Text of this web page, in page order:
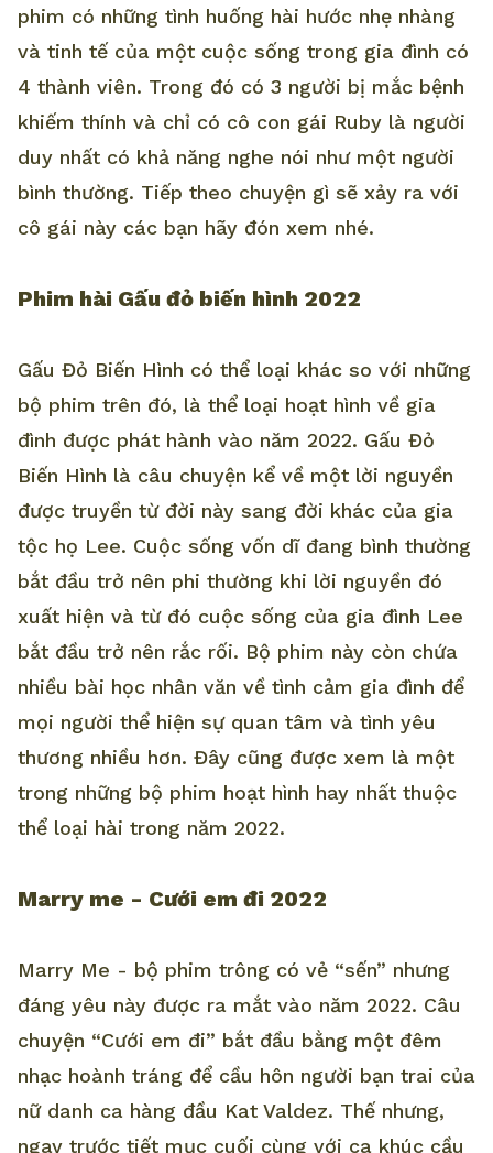
phim có những tình huống hài hước nhẹ nhàng
và tinh tế của một cuộc sống trong gia đình có
4 thành viên. Trong đó có 3 người bị mắc bệnh
khiếm thính và chỉ có cô con gái Ruby là người
duy nhất có khả năng nghe nói như một người
bình thường. Tiếp theo chuyện gì sẽ xảy ra với
cô gái này các bạn hãy đón xem nhé.
Phim hài Gấu đỏ biến hình 2022
Gấu Đỏ Biến Hình có thể loại khác so với những
bộ phim trên đó, là thể loại hoạt hình về gia
đình được phát hành vào năm 2022. Gấu Đỏ
Biến Hình là câu chuyện kể về một lời nguyền
được truyền từ đời này sang đời khác của gia
tộc họ Lee. Cuộc sống vốn dĩ đang bình thường
bắt đầu trở nên phi thường khi lời nguyền đó
xuất hiện và từ đó cuộc sống của gia đình Lee
bắt đầu trở nên rắc rối. Bộ phim này còn chứa
nhiều bài học nhân văn về tình cảm gia đình để
mọi người thể hiện sự quan tâm và tình yêu
thương nhiều hơn. Đây cũng được xem là một
trong những bộ phim hoạt hình hay nhất thuộc
thể loại hài trong năm 2022.
Marry me - Cưới em đi 2022
Marry Me - bộ phim trông có vẻ “sến” nhưng
đáng yêu này được ra mắt vào năm 2022. Câu
chuyện “Cưới em đi” bắt đầu bằng một đêm
nhạc hoành tráng để cầu hôn người bạn trai của
nữ danh ca hàng đầu Kat Valdez. Thế nhưng,
ngay trước tiết mục cuối cùng với ca khúc cầu